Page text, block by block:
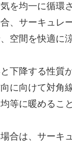
を均一に循環
、サーキュレ
空間を快適に
下降する性質
に向けて対角
等に暖めるこ
合は、サーキ